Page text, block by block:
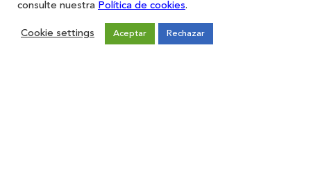
consulte nuestra Política de cookies.
Cookie settings Aceptar Rechazar